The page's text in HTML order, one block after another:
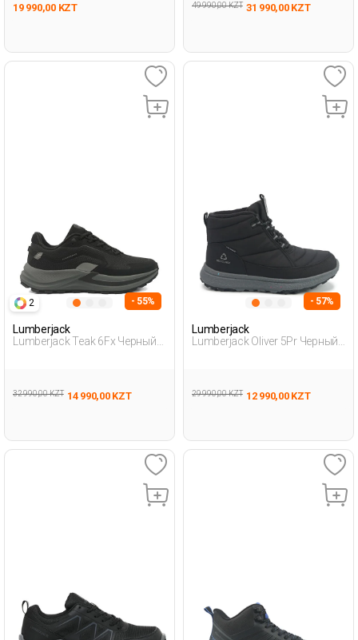
19 990,00 KZT 49 990,00 KZT 31 990,00 KZT
2 - 55%
Lumberjack
Lumberjack Teak 6Fx Черный
32 990,00 KZT 14 990,00 KZT
- 57%
Lumberjack
Lumberjack Oliver 5Pr Черный
29 990,00 KZT 12 990,00 KZT